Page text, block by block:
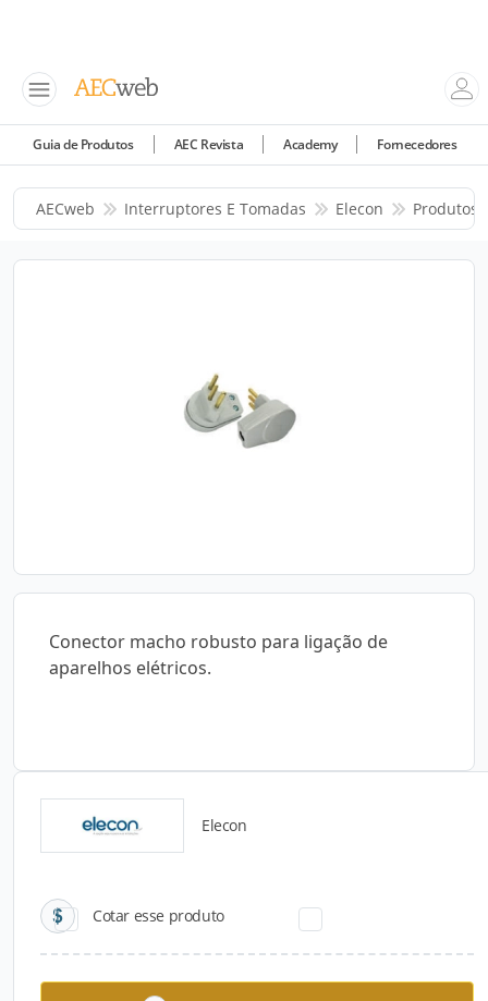
Guia de Produtos AEC Revista Academy Fornecedores
AECweb Interruptores E Tomadas Elecon Produtos
Conector macho robusto para ligação de
aparelhos elétricos.
Elecon
Cotar esse produto
Catálogos para Download